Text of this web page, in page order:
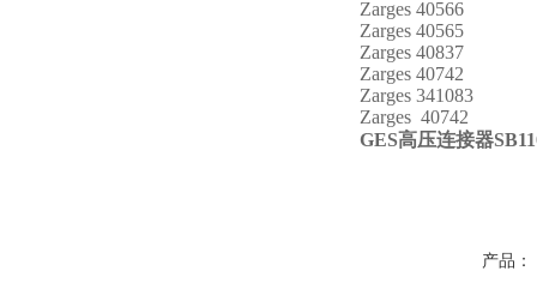
Zarges 40566
Zarges 40565
Zarges 40837
Zarges 40742
Zarges 341083
Zarges 40742
GES高压连接器
产品：